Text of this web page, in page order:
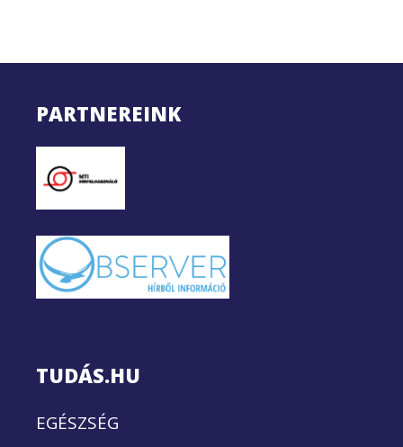
PARTNEREINK
TUDÁS.HU
EGÉSZSÉG